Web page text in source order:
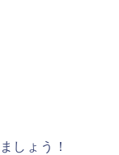
しょう！